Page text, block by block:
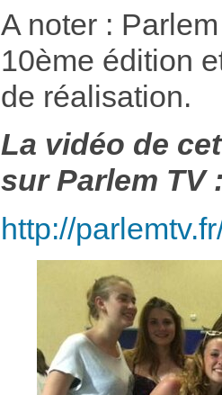
A noter :
10ème édition
de réalisation.
La vidéo de
sur Parlem TV
http://